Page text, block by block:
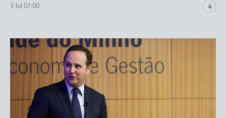
3 Jul 07:00 4